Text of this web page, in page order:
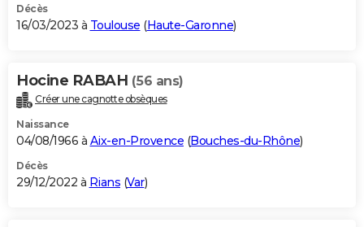
Décès
16/03/2023 à Toulouse (Haute-Garonne)
Hocine RABAH (56 ans)
Créer une cagnotte obsèques
Naissance
04/08/1966 à Aix-en-Provence (Bouches-du-Rhône)
Décès
29/12/2022 à Rians (Var)